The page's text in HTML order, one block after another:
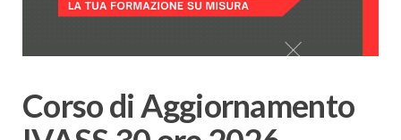
Corso di Aggiornamento